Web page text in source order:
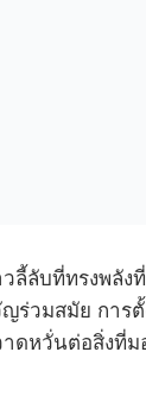
ลี้ลับที่ทรงพ
ร่วมสมัย การ
ดหวั่นต่อสิ่งที่